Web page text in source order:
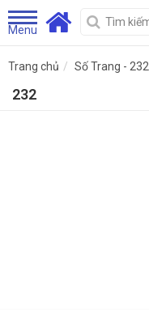
Menu
Trang chủ Số Trang - 232
232